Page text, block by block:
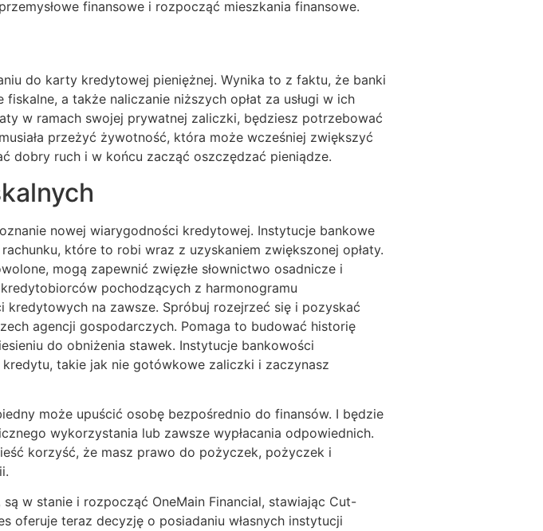
finansowe i rozpocząć mieszkania finansowe.
do karty kredytowej pieniężnej. Wynika to z faktu, że banki
a także naliczanie niższych opłat za usługi w ich
w ramach swojej prywatnej zaliczki, będziesz potrzebować
przeżyć żywotność, która może wcześniej zwiększyć
dobry ruch i w końcu zacząć oszczędzać pieniądze.
nowej wiarygodności kredytowej. Instytucje bankowe
które to robi wraz z uzyskaniem zwiększonej opłaty.
mogą zapewnić zwięzłe słownictwo osadnicze i
pochodzących z harmonogramu
na zawsze. Spróbuj rozejrzeć się i pozyskać
agencji gospodarczych. Pomaga to budować historię
do obniżenia stawek. Instytucje bankowości
takie jak nie gotówkowe zaliczki i zaczynasz
może upuścić osobę bezpośrednio do finansów. I będzie
wykorzystania lub zawsze wypłacania odpowiednich.
korzyść, że masz prawo do pożyczek, pożyczek i
w stanie i rozpocząć OneMain Financial, stawiając Cut-
oferuje teraz decyzję o posiadaniu własnych instytucji